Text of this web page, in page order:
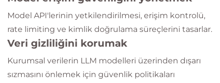
Model API'lerinin yetkilendirilmesi, erişim kontrolü,
rate limiting ve kimlik doğrulama süreçlerini tasarlar.
Veri gizliliğini korumak
Kurumsal verilerin LLM modelleri üzerinden dışarı
sızmasını önlemek için güvenlik politikaları